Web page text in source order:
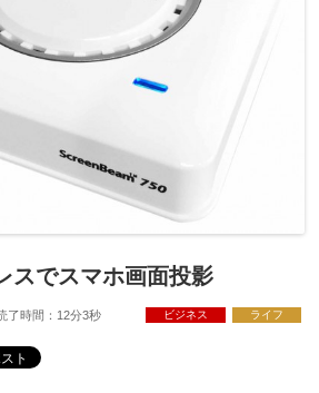
スでスマホ画面投影
了時間：12分3秒 ビジネス ライフ